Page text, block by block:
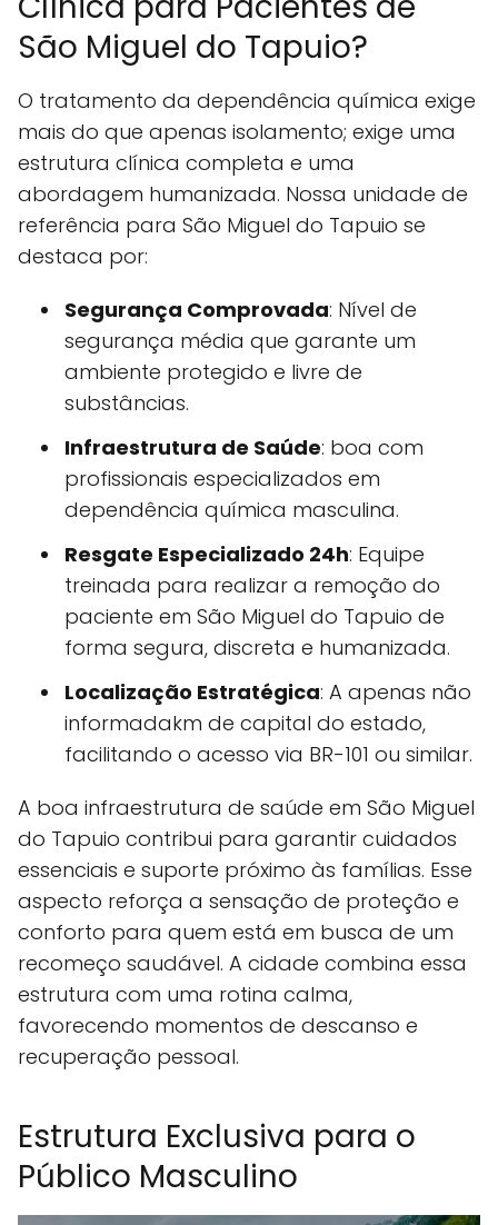
São Miguel do Tapuio?
O tratamento da dependência química exige
mais do que apenas isolamento; exige uma
estrutura clínica completa e uma
abordagem humanizada. Nossa unidade de
referência para São Miguel do Tapuio se
destaca por:
Segurança Comprovada: Nível de
segurança média que garante um
ambiente protegido e livre de
substâncias.
Infraestrutura de Saúde: boa com
profissionais especializados em
dependência química masculina.
Resgate Especializado 24h: Equipe
treinada para realizar a remoção do
paciente em São Miguel do Tapuio de
forma segura, discreta e humanizada.
Localização Estratégica: A apenas não
informadakm de capital do estado,
facilitando o acesso via BR-101 ou similar.
A boa infraestrutura de saúde em São Miguel
do Tapuio contribui para garantir cuidados
essenciais e suporte próximo às famílias. Esse
aspecto reforça a sensação de proteção e
conforto para quem está em busca de um
recomeço saudável. A cidade combina essa
estrutura com uma rotina calma,
favorecendo momentos de descanso e
recuperação pessoal.
Estrutura Exclusiva para o
Público Masculino